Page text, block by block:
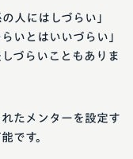
人にはしづらい」
いとはいいづらい」
づらいこともありま
たメンターを設定す
です。